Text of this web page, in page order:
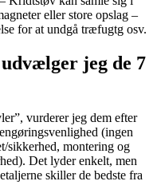
eller store opslag –
for at undgå træfugtg osv.
jeg de 7
vurderer jeg dem efter
(ingen
sikkerhed, montering og
Det lyder enkelt, men
skiller de bedste fra